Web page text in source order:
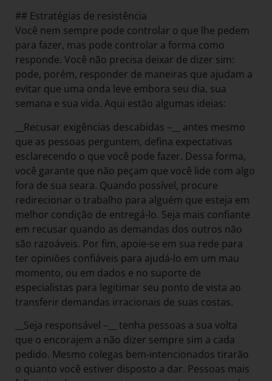
## Estratégias de resistência
Você nem sempre pode controlar o que lhe pedem
para fazer, mas pode controlar a forma como
responde. Você não precisa deixar de dizer sim:
pode, porém, responder de maneiras que ajudam a
evitar que uma onda leve embora seu dia, sua
semana e sua vida. Aqui estão algumas ideias:
__Recusar exigências descabidas –__ antes mesmo
que as pessoas perguntem, defina expectativas
esclarecendo o que você pode fazer. Dessa forma,
você garante que não peçam que você lide com algo
fora de sua seara. Quando possível, procure
redirecionar o trabalho para alguém que esteja em
melhor condição de entregá-lo. Seja mais confiante
em recusar quando as demandas dos outros não
são razoáveis. Por fim, apoie-se em sua rede para
ter opiniões confiáveis para ajudá-lo em um mau
momento, ou em dados e no suporte de
especialistas para legitimar seu ponto de vista ao
transferir demandas irracionais de suas costas.
__Seja responsável –__ tenha pessoas a sua volta
que o encorajem a não dizer sempre sim a cada
pedido. Mesmo colegas bem-intencionados tirarão
o quanto você estiver disposto a dar. Pessoas mais